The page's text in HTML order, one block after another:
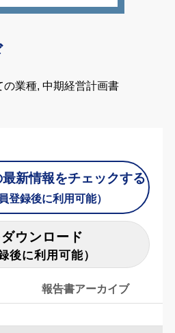
の業種, 中期経営計画書
新情報をチェックする
登録後に利用可能）
ウンロード
後に利用可能）
報告書アーカイブ